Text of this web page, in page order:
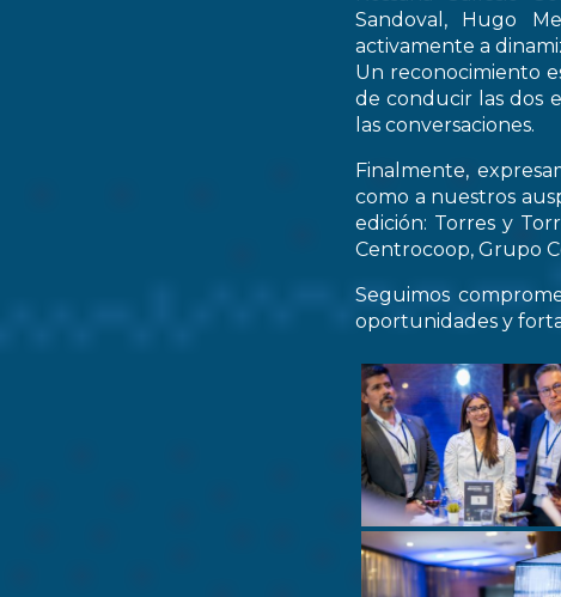
Sandoval, Hugo
activamente a
Un reconocimiento
de conducir las dos
las conversaciones.
Finalmente,
como a nuestros
edición: Torres y
Centrocoop, Grupo
Seguimos
oportunidades y